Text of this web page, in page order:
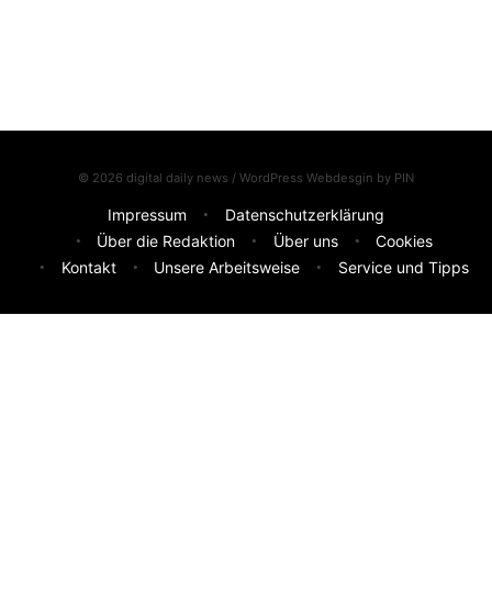
© 2026 digital daily news / WordPress Webdesgin by PIN
Impressum
Datenschutzerklärung
Über die Redaktion
Über uns
Cookies
Kontakt
Unsere Arbeitsweise Service und Tipps